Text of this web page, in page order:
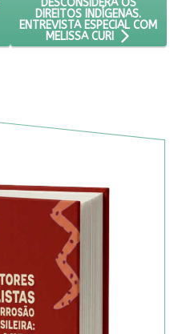
DESCONSIDERA OS
DIREITOS INDÍGENAS.
ENTREVISTA ESPECIAL COM
MELISSA CURI